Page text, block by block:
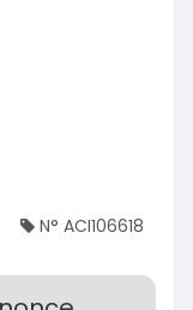
N° ACI106618